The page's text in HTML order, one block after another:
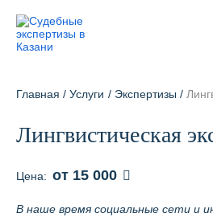
На карте
8 800 700-15-97
Главная / Услуги / Экспертизы /
Лингвистическая
Цена: от 15 000
В наше время социальные сети и